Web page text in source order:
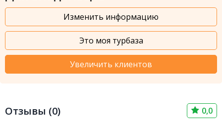
Для владельцев
Изменить информацию
Это моя турбаза